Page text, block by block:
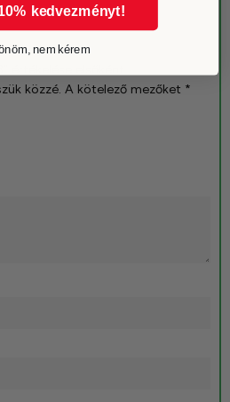
közzé. A kötelező mezőket *
kedvezményt!
nem kérem